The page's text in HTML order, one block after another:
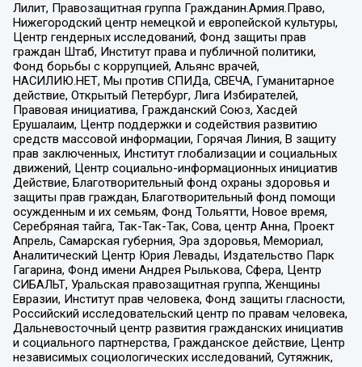
Лилит, Правозащитная группа Гражданин.Армия.Право,
Нижегородский центр немецкой и европейской культуры,
Центр гендерных исследований, Фонд защиты прав
граждан Штаб, Институт права и публичной политики,
Фонд борьбы с коррупцией, Альянс врачей,
НАСИЛИЮ.НЕТ, Мы против СПИДа, СВЕЧА, Гуманитарное
действие, Открытый Петербург, Лига Избирателей,
Правовая инициатива, Гражданский Союз, Хасдей
Ерушалаим, Центр поддержки и содействия развитию
средств массовой информации, Горячая Линия, В защиту
прав заключенных, Институт глобализации и социальных
движений, Центр социально-информационных инициатив
Действие, Благотворительный фонд охраны здоровья и
защиты прав граждан, Благотворительный фонд помощи
осужденным и их семьям, Фонд Тольятти, Новое время,
Серебряная тайга, Так-Так-Так, Сова, центр Анна, Проект
Апрель, Самарская губерния, Эра здоровья, Мемориал,
Аналитический Центр Юрия Левады, Издательство Парк
Гагарина, Фонд имени Андрея Рылькова, Сфера, Центр
СИБАЛЬТ, Уральская правозащитная группа, Женщины
Евразии, Институт прав человека, Фонд защиты гласности,
Российский исследовательский центр по правам человека,
Дальневосточный центр развития гражданских инициатив
и социального партнерства, Гражданское действие, Центр
независимых социологических исследований, Сутяжник,